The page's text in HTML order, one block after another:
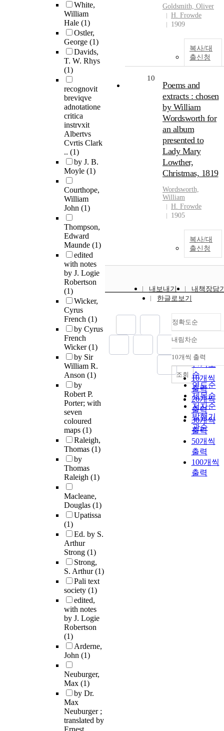
White,
William
Hale (1)
Ostler,
George (1)
Davids,
T. W. Rhys
(1)
recognovit
breviqve
adnotatione
critica
instrvxit
Albertvs
Cvrtis Clark
.. (1)
by J. B.
Moyle (1)
Courthope,
William
John (1)
Thompson,
Edward
Maunde (1)
edited
with notes
by J. Logie
Robertson
(1)
Wicker,
Cyrus
French (1)
by Cyrus
French
Wicker(1)
by Sir
William R.
Anson (1)
by
Robert P.
Porter; with
seven
coloured
maps (1)
Raleigh,
Thomas (1)
by
Thomas
Raleigh (1)
Macleane,
Douglas (1)
Upatissa
(1)
Ed. by S.
Arthur
Strong (1)
Strong,
S. Arthur(1)
Pali text
society (1)
edited,
with notes
by J. Logie
Robertson
(1)
Arderne,
John (1)
Neuburger,
Max (1)
by Dr.
Max
Neuburger ;
translated by
Goldsmith, Oliver
H. Frowde
1909
복사/대
출신청
10
Poems and
extracts : chosen
by William
Wordsworth for
an album
presented to
Lady Mary
Lowther,
Christmas, 1819
Wordsworth,
William
H. Frowde
1905
복사/대
출신청
내보내기
내책장담
한글로보기
정확도순
정확도
순
인기도
순
연도순
제목순
저자순
발행기
관순
내림차순
내림차순
10개씩 출력
10개씩
출력
20개씩
출력
30개씩
출력
50개씩
출력
100개씩
출력
조회